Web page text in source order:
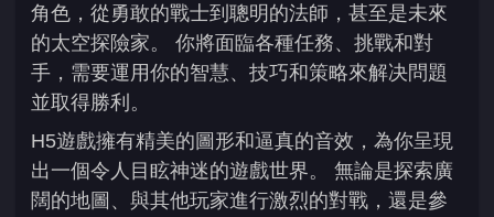
角色，從勇敢的戰士到聰明的法師，甚至是未來
的太空探險家。 你將面臨各種任務、挑戰和對
手，需要運用你的智慧、技巧和策略來解决問題
並取得勝利。
H5遊戲擁有精美的圖形和逼真的音效，為你呈現
出一個令人目眩神迷的遊戲世界。 無論是探索廣
闊的地圖、與其他玩家進行激烈的對戰，還是參